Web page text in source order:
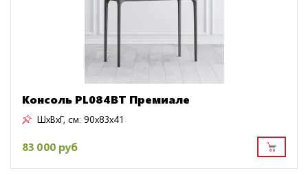
Консоль PL084BT Премиале
ШxВxГ, см: 90x83x41
83 000 руб